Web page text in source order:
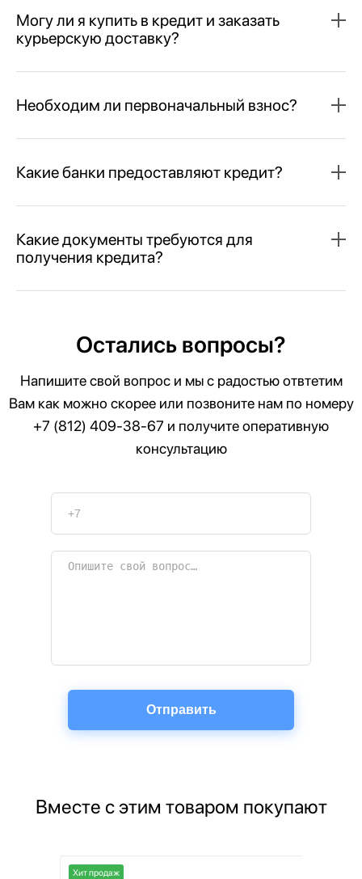
Могу ли я купить в кредит и заказать
курьерскую доставку?
Необходим ли первоначальный взнос?
Какие банки предоставляют кредит?
Какие документы требуются для
получения кредита?
Остались вопросы?
Напишите свой вопрос и мы с радостью отвтетим
Вам как можно скорее или позвоните нам по номеру
+7 (812) 409-38-67 и получите оперативную
консультацию
Вместе с этим товаром покупают
Хит продаж